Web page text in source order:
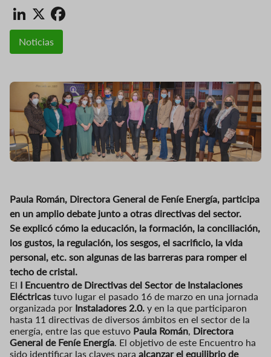
LinkedIn
X
Noticias
Paula Román, Directora General de Feníe Energía, participa
en un amplio debate junto a otras directivas del sector.
Se explicó cómo la educación, la formación, la conciliación,
los gustos, la regulación, los sesgos, el sacrificio, la vida
personal, etc. son algunas de las barreras para romper el
techo de cristal.
El I Encuentro de Directivas del Sector de Instalaciones
Eléctricas tuvo lugar el pasado 16 de marzo en una jornada
organizada por Instaladores 2.0. y en la que participaron
hasta 11 directivas de diversos ámbitos en el sector de la
energía, entre las que estuvo Paula Román Directora
General de Feníe Energía . El objetivo de este Encuentro ha
sido identificar las claves para alcanzar el equilibrio de